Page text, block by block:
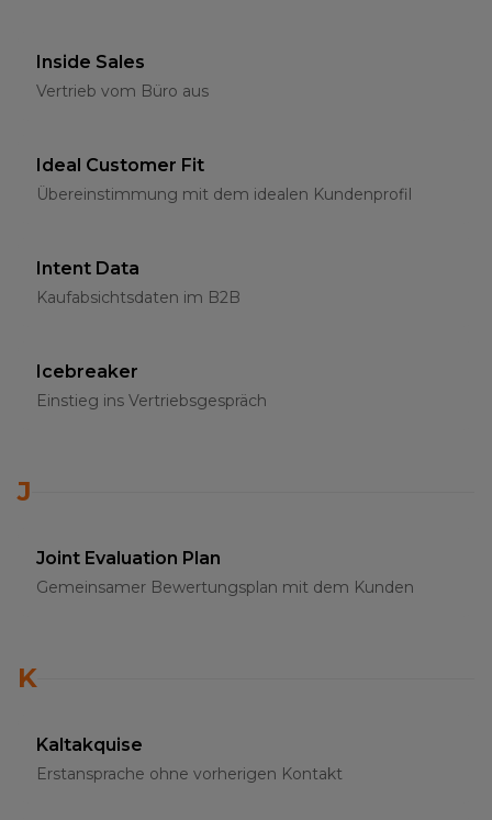
Inside Sales
Vertrieb vom Büro aus
Ideal Customer Fit
Übereinstimmung mit dem idealen Kundenprofil
Intent Data
Kaufabsichtsdaten im B2B
Icebreaker
Einstieg ins Vertriebsgespräch
J
Joint Evaluation Plan
Gemeinsamer Bewertungsplan mit dem Kunden
K
Kaltakquise
Erstansprache ohne vorherigen Kontakt